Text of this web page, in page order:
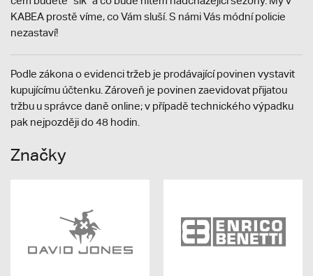
KABEA prostě víme, co Vám sluší. S námi Vás módní policie
nezastaví!
Podle zákona o evidenci tržeb je prodávající povinen vystavit
kupujícímu účtenku. Zároveň je povinen zaevidovat přijatou
tržbu u správce daně online; v případě technického výpadku
pak nejpozději do 48 hodin.
Značky